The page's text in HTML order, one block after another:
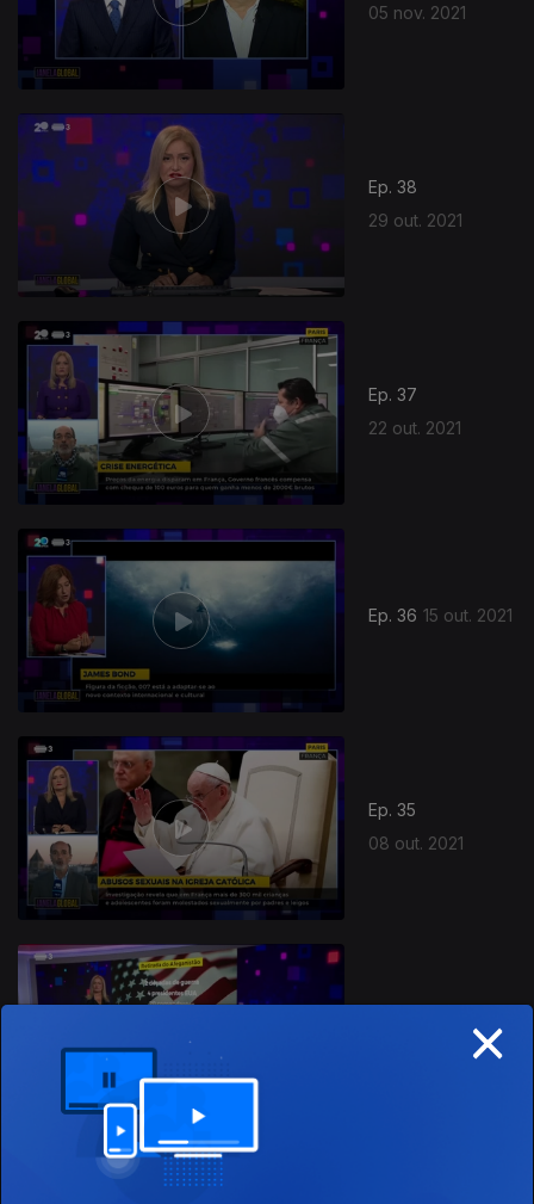
05 nov. 2021
Ep. 38
29 out. 2021
Ep. 37
22 out. 2021
Ep. 36 15 out. 2021
573632
Ep. 35
08 out. 2021
01 out. 2021
×